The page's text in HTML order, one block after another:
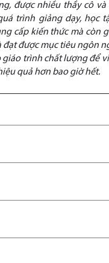
được nhiều thầy cô và
trình giảng dạy, học
cấp kiến thức mà còn
đạt được mục tiêu ngôn
giáo trình chất lượng để
quả hơn bao giờ hết.